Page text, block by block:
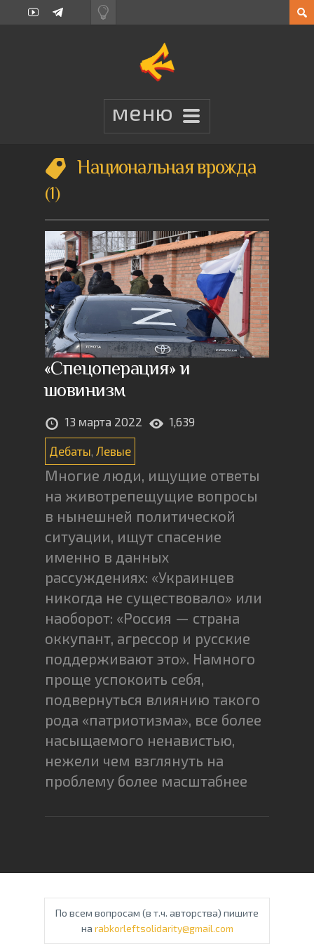
Национальная врожда
1
«Спецоперация» и
шовинизм
13 марта 2022 1,639
Дебаты Левые
Многие люди, ищущие ответы
на животрепещущие вопросы
в нынешней политической
ситуации, ищут спасение
именно в данных
рассуждениях: «Украинцев
никогда не существовало» или
наоборот: «Россия — страна
оккупант, агрессор и русские
поддерживают это». Намного
проще успокоить себя,
подвернуться влиянию такого
рода «патриотизма», все более
насыщаемого ненавистью,
нежели чем взглянуть на
проблему более масштабнее
По всем вопросам (в т.ч. авторства) пишите
на rabkorleftsolidarity@gmail.com